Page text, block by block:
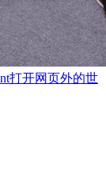
打开网页外的世